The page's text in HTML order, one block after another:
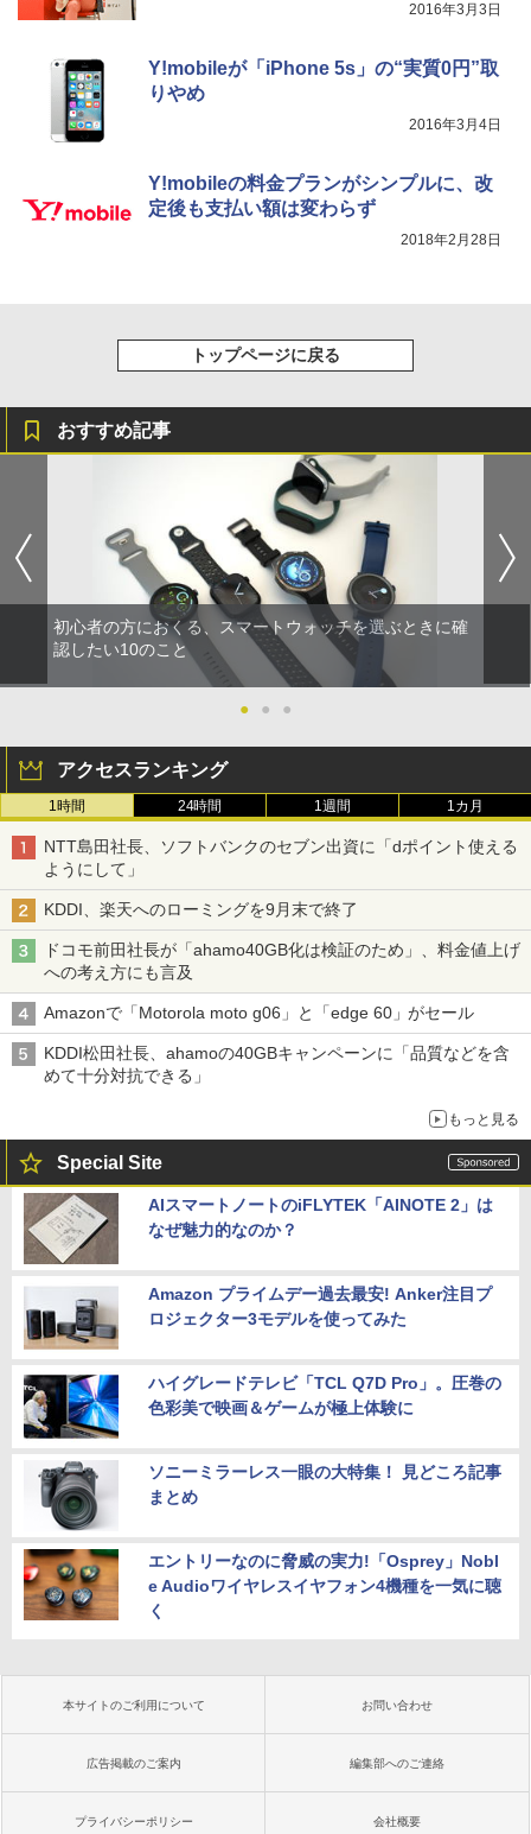
2016年3月3日
Y!mobileが「iPhone 5s」の“実質0円”取
りやめ
2016年3月4日
Y!mobileの料金プランがシンプルに、改
定後も支払い額は変わらず
2018年2月28日
トップページに戻る
おすすめ記事
初心者の方におくる、スマートウォッチを選ぶときに確
認したい10のこと
● ● ●
アクセスランキング
1時間 24時間 1週間 1カ月
NTT島田社長、ソフトバンクのセブン出資に「dポイント使える
ようにして」
KDDI、楽天へのローミングを9月末で終了
ドコモ前田社長が「ahamo40GB化は検証のため」、料金値上げ
への考え方にも言及
Amazonで「Motorola moto g06」と「edge 60」がセール
KDDI松田社長、ahamoの40GBキャンペーンに「品質などを含
めて十分対抗できる」
もっと見る
Special Site
AIスマートノートのiFLYTEK「AINOTE 2」は
なぜ魅力的なのか？
Amazon プライムデー過去最安! Anker注目プ
ロジェクター3モデルを使ってみた
ハイグレードテレビ「TCL Q7D Pro」。圧巻の
色彩美で映画＆ゲームが極上体験に
ソニーミラーレス一眼の大特集！ 見どころ記事
まとめ
エントリーなのに脅威の実力!「Osprey」Nobl
e Audioワイヤレスイヤフォン4機種を一気に聴
く
本サイトのご利用について お問い合わせ
広告掲載のご案内 編集部へのご連絡
プライバシーポリシー 会社概要